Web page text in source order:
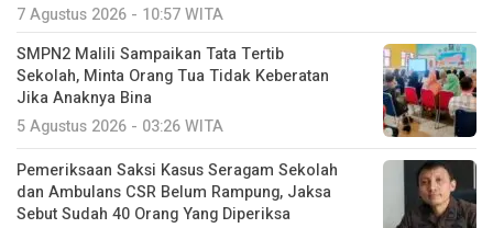
7 Agustus 2026 - 10:57 WITA
SMPN2 Malili Sampaikan Tata Tertib
Sekolah, Minta Orang Tua Tidak Keberatan
Jika Anaknya Bina
5 Agustus 2026 - 03:26 WITA
Pemeriksaan Saksi Kasus Seragam Sekolah
dan Ambulans CSR Belum Rampung, Jaksa
Sebut Sudah 40 Orang Yang Diperiksa